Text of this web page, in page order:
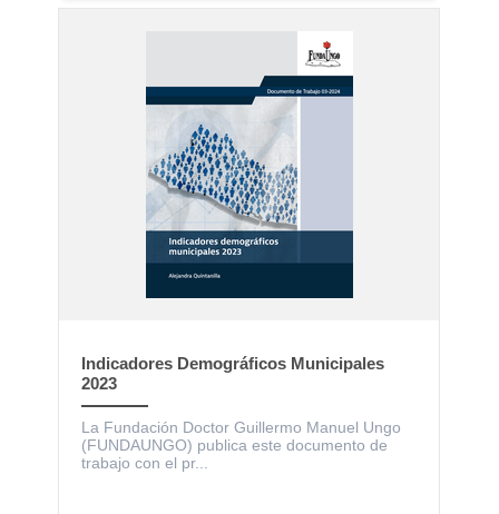
Indicadores Demográficos Municipales
2023
La Fundación Doctor Guillermo Manuel Ungo
(FUNDAUNGO) publica este documento de
trabajo con el pr...